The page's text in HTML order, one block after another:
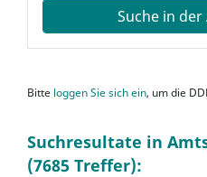
Suche in
Bitte loggen Sie sich ein, um die
Suchresultate in
(7685 Treffer):